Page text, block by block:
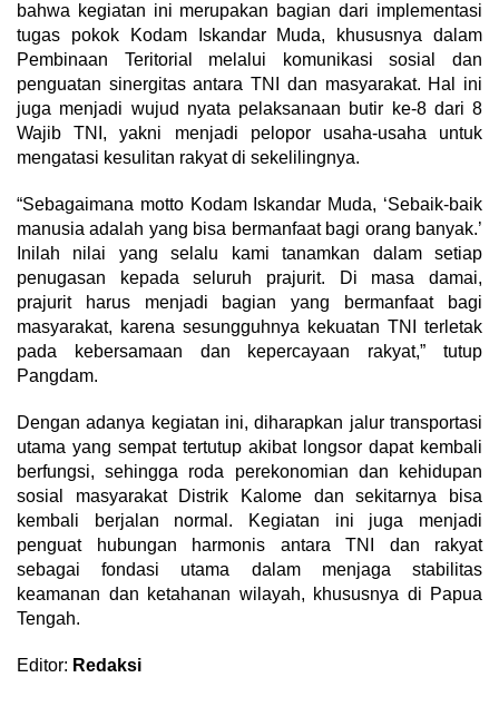
bahwa kegiatan ini merupakan bagian dari implementasi
tugas pokok Kodam Iskandar Muda, khususnya dalam
Pembinaan Teritorial melalui komunikasi sosial dan
penguatan sinergitas antara TNI dan masyarakat. Hal ini
juga menjadi wujud nyata pelaksanaan butir ke-8 dari 8
Wajib TNI, yakni menjadi pelopor usaha-usaha untuk
mengatasi kesulitan rakyat di sekelilingnya.
“Sebagaimana motto Kodam Iskandar Muda, ‘Sebaik-baik
manusia adalah yang bisa bermanfaat bagi orang banyak.’
Inilah nilai yang selalu kami tanamkan dalam setiap
penugasan kepada seluruh prajurit. Di masa damai,
prajurit harus menjadi bagian yang bermanfaat bagi
masyarakat, karena sesungguhnya kekuatan TNI terletak
pada kebersamaan dan kepercayaan rakyat,” tutup
Pangdam.
Dengan adanya kegiatan ini, diharapkan jalur transportasi
utama yang sempat tertutup akibat longsor dapat kembali
berfungsi, sehingga roda perekonomian dan kehidupan
sosial masyarakat Distrik Kalome dan sekitarnya bisa
kembali berjalan normal. Kegiatan ini juga menjadi
penguat hubungan harmonis antara TNI dan rakyat
sebagai fondasi utama dalam menjaga stabilitas
keamanan dan ketahanan wilayah, khususnya di Papua
Tengah.
Editor: Redaksi